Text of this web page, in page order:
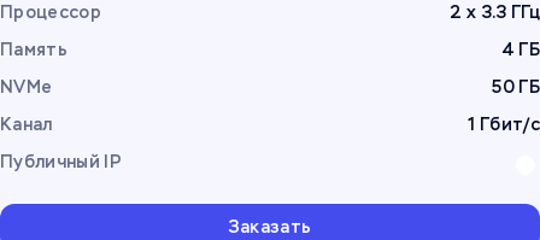
Процессор
2 x 3.3 ГГц
Память
4 ГБ
NVMe
50 ГБ
Канал
1 Гбит/с
Публичный IP
Заказать